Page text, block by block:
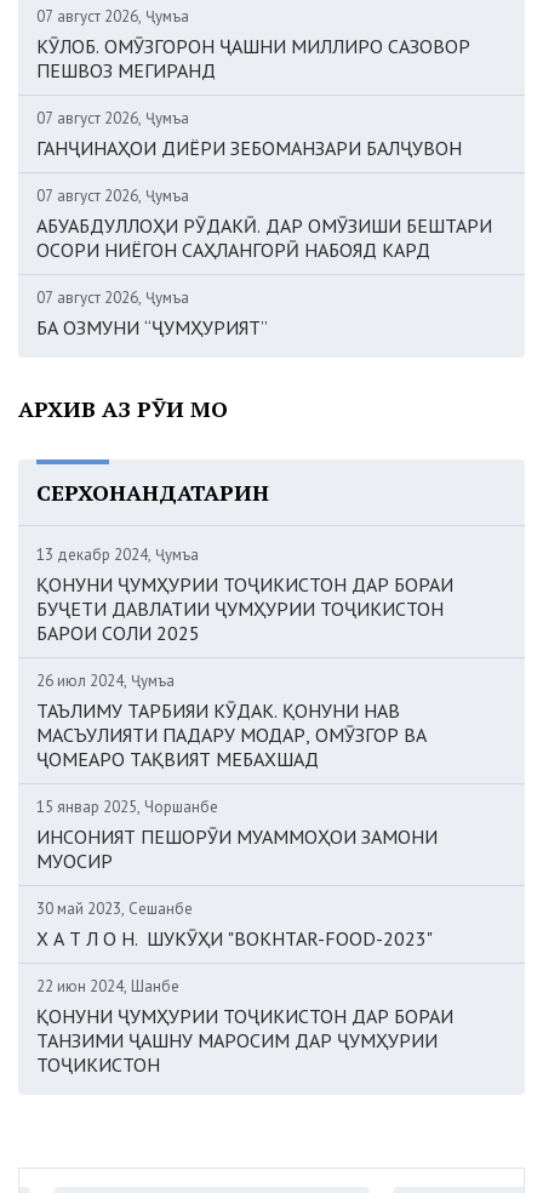
07 август 2026, Ҷумъа
КӮЛОБ. ОМӮЗГОРОН ҶАШНИ МИЛЛИРО САЗОВОР
ПЕШВОЗ МЕГИРАНД
07 август 2026, Ҷумъа
ГАНҶИНАҲОИ ДИЁРИ ЗЕБОМАНЗАРИ БАЛҶУВОН
07 август 2026, Ҷумъа
АБУАБДУЛЛОҲИ РӮДАКӢ. ДАР ОМӮЗИШИ БЕШТАРИ
ОСОРИ НИЁГОН САҲЛАНГОРӢ НАБОЯД КАРД
07 август 2026, Ҷумъа
БА ОЗМУНИ “ҶУМҲУРИЯТ”
АРХИВ АЗ РӮИ МОҲ
СЕРХОНАНДАТАРИН
13 декабр 2024, Ҷумъа
ҚОНУНИ ҶУМҲУРИИ ТОҶИКИСТОН ДАР БОРАИ
БУҶЕТИ ДАВЛАТИИ ҶУМҲУРИИ ТОҶИКИСТОН
БАРОИ СОЛИ 2025
26 июл 2024, Ҷумъа
ТАЪЛИМУ ТАРБИЯИ КӮДАК. ҚОНУНИ НАВ
МАСЪУЛИЯТИ ПАДАРУ МОДАР, ОМӮЗГОР ВА
ҶОМЕАРО ТАҚВИЯТ МЕБАХШАД
15 январ 2025, Чоршанбе
ИНСОНИЯТ ПЕШОРӮИ МУАММОҲОИ ЗАМОНИ
МУОСИР
30 май 2023, Сешанбе
Х А Т Л О Н. ШУКӮҲИ "BOKHTAR-FOOD-2023"
22 июн 2024, Шанбе
ҚОНУНИ ҶУМҲУРИИ ТОҶИКИСТОН ДАР БОРАИ
ТАНЗИМИ ҶАШНУ МАРОСИМ ДАР ҶУМҲУРИИ
ТОҶИКИСТОН